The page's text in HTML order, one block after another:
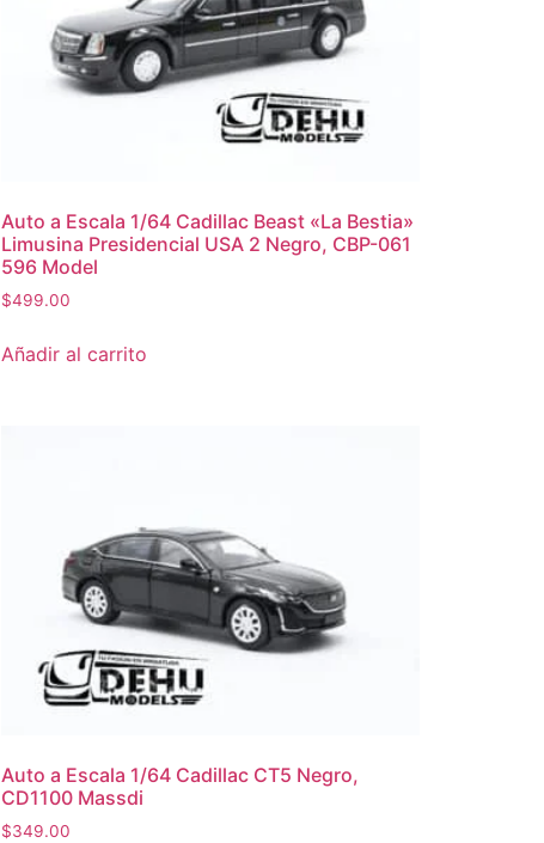
Auto a Escala 1/64 Cadillac Beast «La Bestia»
Limusina Presidencial USA 2 Negro, CBP-061
596 Model
$499.00
Añadir al carrito
Auto a Escala 1/64 Cadillac CT5 Negro,
CD1100 Massdi
$349.00